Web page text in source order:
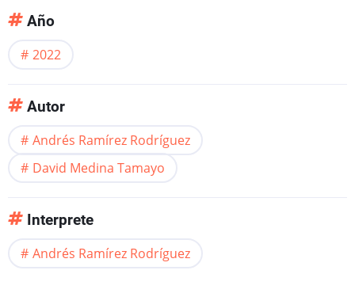
Año
2022
Autor
Andrés Ramírez Rodríguez
David Medina Tamayo
Interprete
Andrés Ramírez Rodríguez